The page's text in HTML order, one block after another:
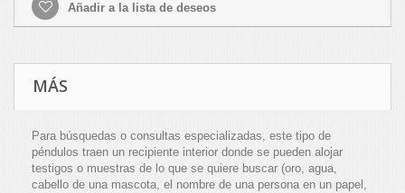
Añadir a la lista de deseos
MÁS
Para búsquedas o consultas especializadas, este tipo de
péndulos traen un recipiente interior donde se pueden alojar
testigos o muestras de lo que se quiere buscar (oro, agua,
cabello de una mascota, el nombre de una persona en un papel,